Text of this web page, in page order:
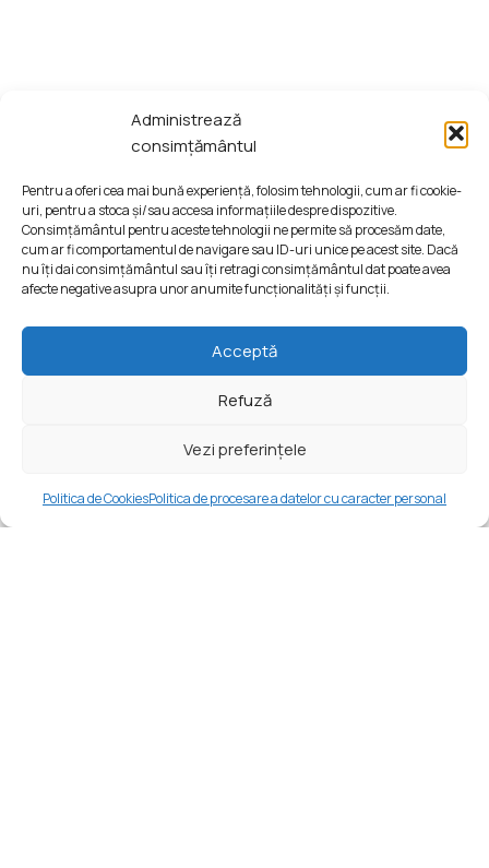
Administrează
consimțământul
Pentru a oferi cea mai bună experiență, folosim tehnologii, cum ar fi cookie-
uri, pentru a stoca și/sau accesa informațiile despre dispozitive.
Consimțământul pentru aceste tehnologii ne permite să procesăm date,
cum ar fi comportamentul de navigare sau ID-uri unice pe acest site. Dacă
nu îți dai consimțământul sau îți retragi consimțământul dat poate avea
afecte negative asupra unor anumite funcționalități și funcții.
Acceptă
Refuză
Vezi preferințele
Politica de CookiesPolitica de procesare a datelor cu caracter personal